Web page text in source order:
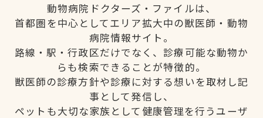
動物病院ドクターズ・ファイルは、
首都圏を中心としてエリア拡大中の獣医師・動物
病院情報サイト。
路線・駅・行政区だけでなく、診療可能な動物か
らも検索できることが特徴的。
獣医師の診療方針や診療に対する想いを取材し記
事として発信し、
ペットも大切な家族として健康管理を行うユーザ